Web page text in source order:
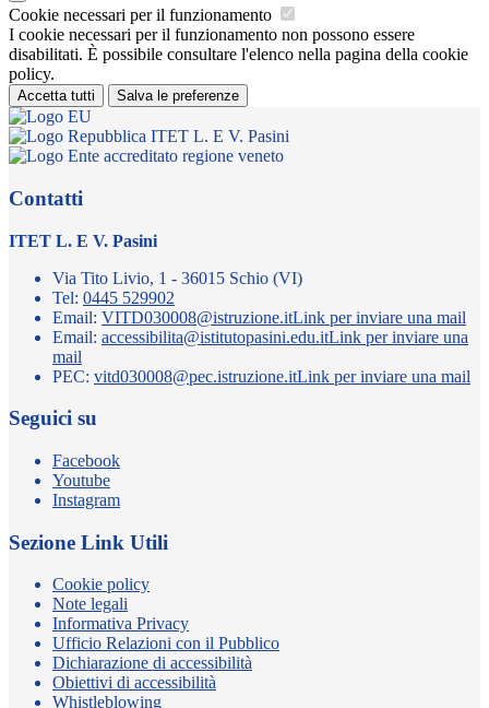
Cookie necessari per il funzionamento
I cookie necessari per il funzionamento non possono essere
disabilitati. È possibile consultare l'elenco nella pagina della cookie
policy.
Accetta tutti Salva le preferenze
ITET L. E V. Pasini
Contatti
ITET L. E V. Pasini
Via Tito Livio, 1 - 36015 Schio (VI)
Tel: 0445 529902
Email: VITD030008@istruzione.itLink per inviare una mail
Email: accessibilita@istitutopasini.edu.itLink per inviare una
mail
PEC: vitd030008@pec.istruzione.itLink per inviare una mail
Seguici su
Facebook
Youtube
Instagram
Sezione Link Utili
Cookie policy
Note legali
Informativa Privacy
Ufficio Relazioni con il Pubblico
Dichiarazione di accessibilità
Obiettivi di accessibilità
Whistleblowing